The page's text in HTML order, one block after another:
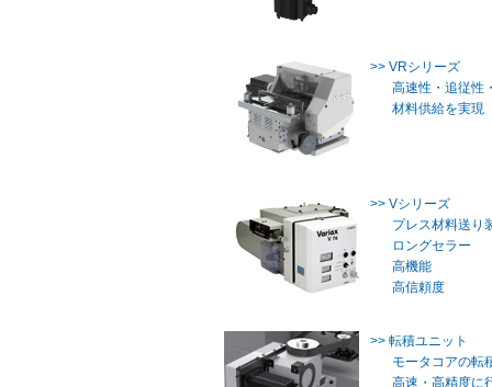
>> VRシリーズ
高速性・追従性
材料供給を実現
>> Vシリーズ
プレス材料送
ロングセラー
高機能
高信頼度
>> 転積ユニット
モータコアの転
高速・高精度に